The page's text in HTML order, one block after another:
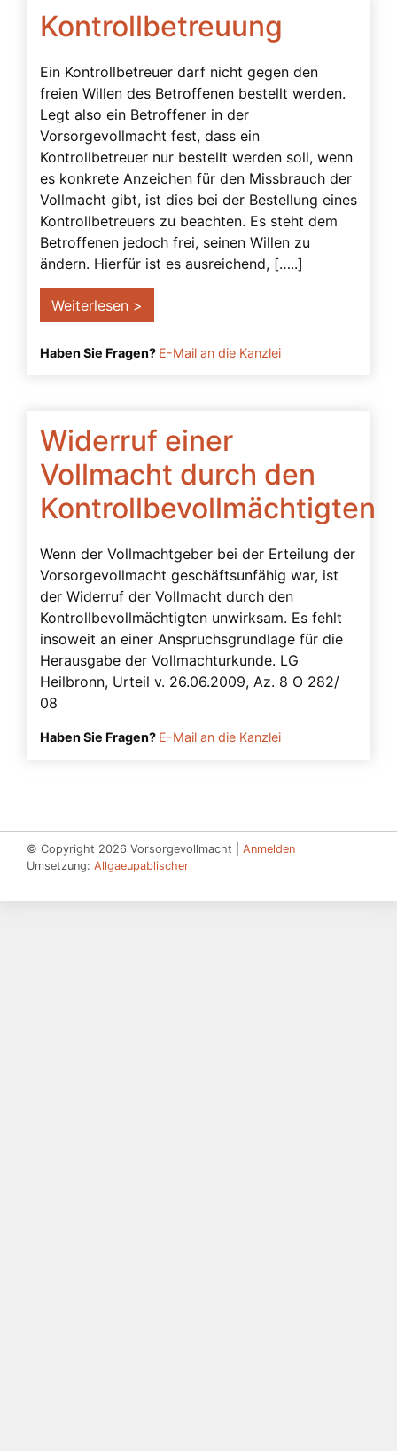
Kontrollbetreuung
Ein Kontrollbetreuer darf nicht gegen den
freien Willen des Betroffenen bestellt werden.
Legt also ein Betroffener in der
Vorsorgevollmacht fest, dass ein
Kontrollbetreuer nur bestellt werden soll, wenn
es konkrete Anzeichen für den Missbrauch der
Vollmacht gibt, ist dies bei der Bestellung eines
Kontrollbetreuers zu beachten. Es steht dem
Betroffenen jedoch frei, seinen Willen zu
ändern. Hierfür ist es ausreichend, […..]
Weiterlesen >
Haben Sie Fragen? E-Mail an die Kanzlei
Widerruf einer
Vollmacht durch den
Kontrollbevollmächtigten
Wenn der Vollmachtgeber bei der Erteilung der
Vorsorgevollmacht geschäftsunfähig war, ist
der Widerruf der Vollmacht durch den
Kontrollbevollmächtigten unwirksam. Es fehlt
insoweit an einer Anspruchsgrundlage für die
Herausgabe der Vollmachturkunde. LG
Heilbronn, Urteil v. 26.06.2009, Az. 8 O 282/
08
Haben Sie Fragen? E-Mail an die Kanzlei
© Copyright 2026 Vorsorgevollmacht | Anmelden
Umsetzung: Allgaeupablischer